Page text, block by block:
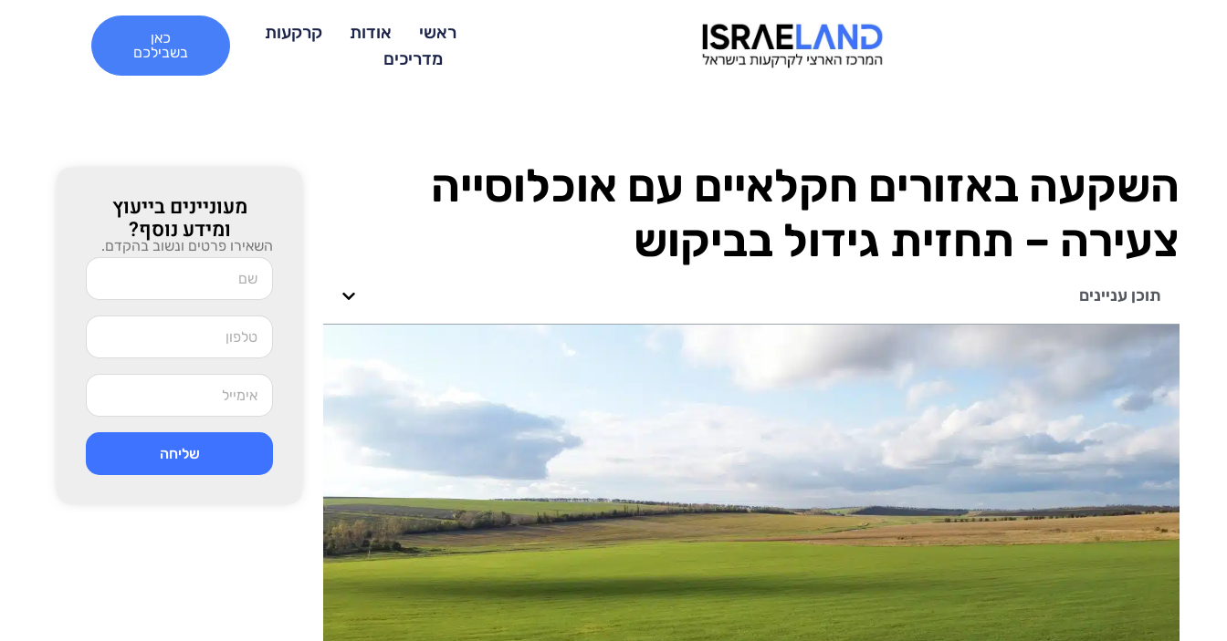
ראשי אודות
קרקעות
מדריכים
כאן
בשבילכם
השקעה באזורים חקלאיים עם אוכלוסייה
צעירה – תחזית גידול בביקוש
תוכן עניינים
מעוניינים בייעוץ
ומידע נוסף?
השאירו פרטים ונשוב בהקדם.
שליחה